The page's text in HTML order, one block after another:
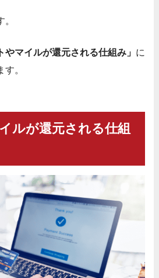
やマイルが還元される仕組み」 に
。
ルが還元される仕組